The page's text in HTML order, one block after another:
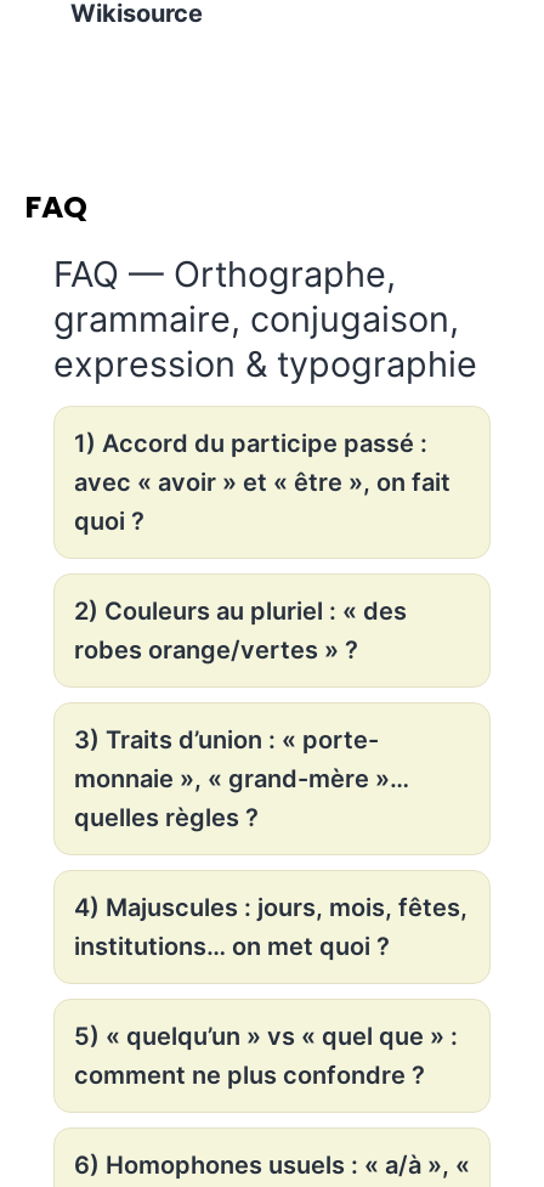
Wikisource
FAQ
FAQ — Orthographe,
grammaire, conjugaison,
expression & typographie
1) Accord du participe passé :
avec « avoir » et « être », on fait
quoi ?
2) Couleurs au pluriel : « des
robes orange/vertes » ?
3) Traits d’union : « porte-
monnaie », « grand-mère »…
quelles règles ?
4) Majuscules : jours, mois, fêtes,
institutions… on met quoi ?
5) « quelqu’un » vs « quel que » :
comment ne plus confondre ?
6) Homophones usuels : « a/à », «